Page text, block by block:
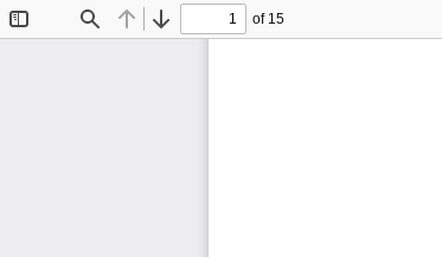
Find Previous
Next
of 15